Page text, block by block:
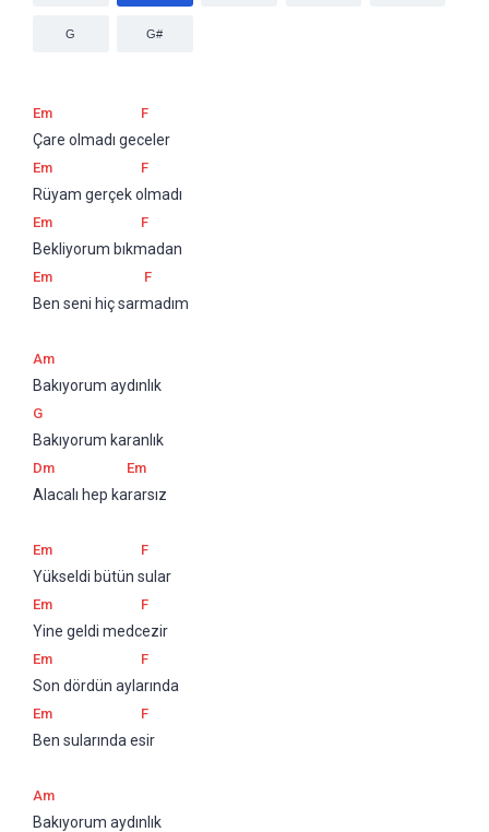
G G#
Em F
Çare olmadı geceler
Em F
Rüyam gerçek olmadı
Em F
Bekliyorum bıkmadan
Em F
Ben seni hiç sarmadım
Am
Bakıyorum aydınlık
G
Bakıyorum karanlık
Dm Em
Alacalı hep kararsız
Em F
Yükseldi bütün sular
Em F
Yine geldi medcezir
Em F
Son dördün aylarında
Em F
Ben sularında esir
Am
Bakıyorum aydınlık